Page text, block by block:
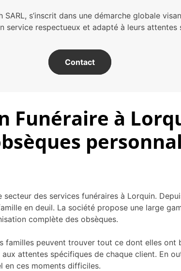
SARL, s’inscrit dans une démarche globale
service respectueux et adapté à leurs attentes
Contact
Funéraire à
des services funéraires à Lorquin.
en deuil. La société propose une large
complète des obsèques.
familles peuvent trouver tout ce dont elles
attentes spécifiques de chaque client. En
en ces moments difficiles.